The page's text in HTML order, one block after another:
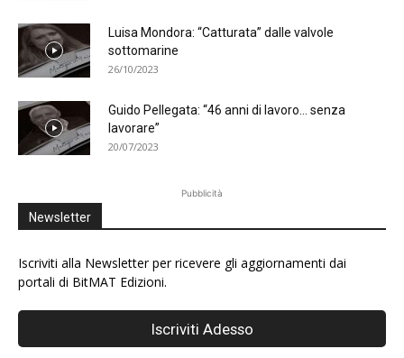
Luisa Mondora: “Catturata” dalle valvole
sottomarine
26/10/2023
Guido Pellegata: “46 anni di lavoro… senza
lavorare”
20/07/2023
Pubblicità
Newsletter
Iscriviti alla Newsletter per ricevere gli aggiornamenti dai
portali di BitMAT Edizioni.